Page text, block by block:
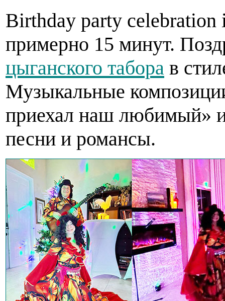
Birthday party
примерно 15 минут.
цыганского табора в
Музыкальные
приехал наш любимый»
песни и романсы.